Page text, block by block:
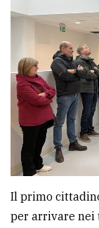
Privacy
Cookie
policy
Il primo
per arrivare nei